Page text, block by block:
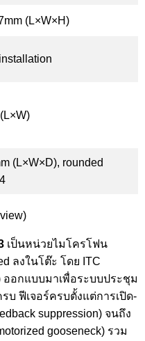
(L×W×H)
(L×W×D), rounded
เป็นหน่วยไมโครโฟน
ลงในโต๊ะ โดย ITC
ออกแบบมาเพื่อระบบประชุม
บ ฟีเจอร์ครบตั้งแต่การเปิด-
suppression) จนถึง
gooseneck) รวม